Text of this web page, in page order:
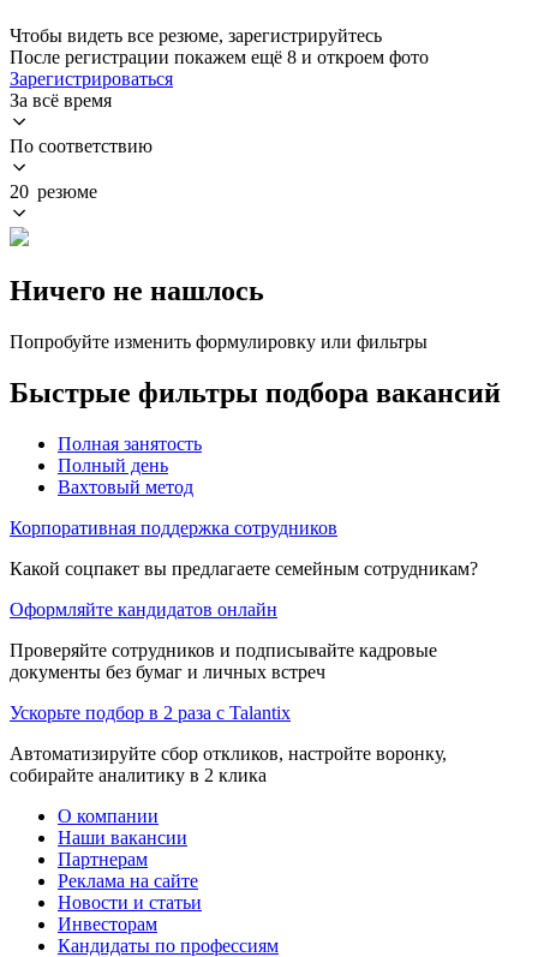
Чтобы видеть все резюме, зарегистрируйтесь
После регистрации покажем ещё 8 и откроем фото
Зарегистрироваться
За всё время
По соответствию
20 резюме
Ничего не нашлось
Попробуйте изменить формулировку или фильтры
Быстрые фильтры подбора вакансий
Полная занятость
Полный день
Вахтовый метод
Корпоративная поддержка сотрудников
Какой соцпакет вы предлагаете семейным сотрудникам?
Оформляйте кандидатов онлайн
Проверяйте сотрудников и подписывайте кадровые
документы без бумаг и личных встреч
Ускорьте подбор в 2 раза с Talantix
Автоматизируйте сбор откликов, настройте воронку,
собирайте аналитику в 2 клика
О компании
Наши вакансии
Партнерам
Реклама на сайте
Новости и статьи
Инвесторам
Кандидаты по профессиям